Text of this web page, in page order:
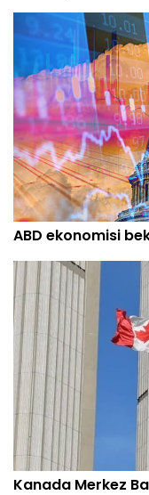
ABD ekonomisi
Kanada Merkez